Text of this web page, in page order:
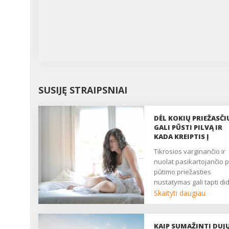
SUSIJĘ STRAIPSNIAI
DĖL KOKIŲ
GALI PŪSTI PILVĄ IR
KADA KREIPTIS Į
Tikrosios varginančio ir
nuolat pasikartojančio
pūtimo priežasties
nustatymas gali tapti
iššūkiu, nes tai gana
dažniausiai pilvą pučia
Skaityti daugiau
KAIP SUMAŽINTI